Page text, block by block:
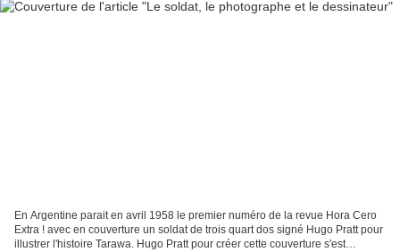
En Argentine parait en avril 1958 le premier numéro de la revue Hora Cero
Extra ! avec en couverture un soldat de trois quart dos signé Hugo Pratt pour
illustrer l'histoire Tarawa. Hugo Pratt pour créer cette couverture s'est